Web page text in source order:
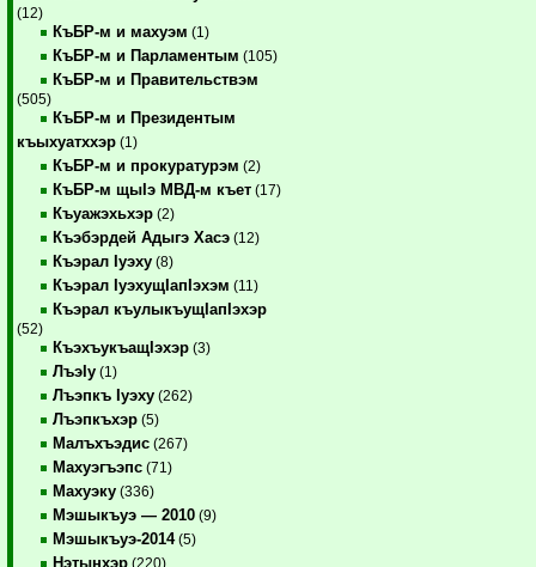
(12)
КъБР-м и махуэм (1)
КъБР-м и Парламентым (105)
КъБР-м и Правительствэм
(505)
КъБР-м и Президентым
къыхуатххэр (1)
КъБР-м и прокуратурэм (2)
КъБР-м щыIэ МВД-м къет (17)
Къуажэхьхэр (2)
Къэбэрдей Адыгэ Хасэ (12)
Къэрал Iуэху (8)
Къэрал IуэхущIапIэхэм (11)
Къэрал къулыкъущIапIэхэр
(52)
КъэхъукъащIэхэр (3)
ЛъэIу (1)
Лъэпкъ Iуэху (262)
Лъэпкъхэр (5)
Малъхъэдис (267)
Махуэгъэпс (71)
Махуэку (336)
Мэшыкъуэ — 2010 (9)
Мэшыкъуэ-2014(5)
Нэтынхэр (220)